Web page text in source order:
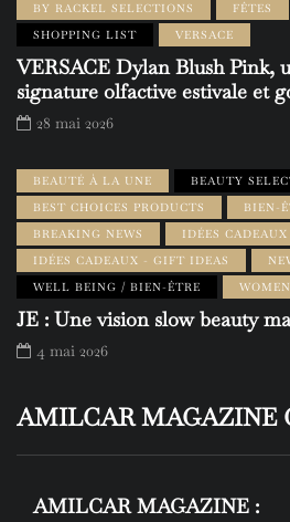
BY RACKEL SELECTIONS
FÊTES
SHOPPING LIST
VERSACE
VERSACE Dylan Blush Pink,
signature olfactive estivale et
28 mai 2026
BEAUTÉ À LA UNE
BEAUTY
BEST CHOICES PRODUCTS
BIEN-
BREAKING NEWS
IDÉES CADEAUX
IDÉES CADEAUX - GIFT IDEAS
WELL BEING / BIEN-ÊTRE
JE : Une vision slow beauty
4 mai 2026
AMILCAR MAGAZINE
AMILCAR MAGAZINE :